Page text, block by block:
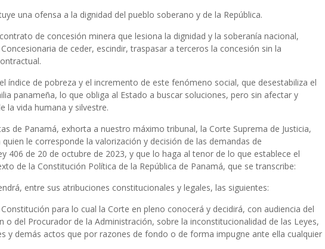
una ofensa a la dignidad del pueblo soberano y de la República.
de concesión minera que lesiona la dignidad y la soberanía nacional,
de ceder, escindir, traspasar a terceros la concesión sin la
índice de pobreza y el incremento de este fenómeno social, que desestabiliza el
panameña, lo que obliga al Estado a buscar soluciones, pero sin afectar y
la vida humana y silvestre.
de Panamá, exhorta a nuestro máximo tribunal, la Corte Suprema de Justicia,
le corresponde la valorización y decisión de las demandas de
406 de 20 de octubre de 2023, y que lo haga al tenor de lo que establece el
de la Constitución Política de la República de Panamá, que se transcribe:
entre sus atribuciones constitucionales y legales, las siguientes:
para lo cual la Corte en pleno conocerá y decidirá, con audiencia del
o del Procurador de la Administración, sobre la inconstitucionalidad de las Leyes,
y demás actos que por razones de fondo o de forma impugne ante ella cualquier